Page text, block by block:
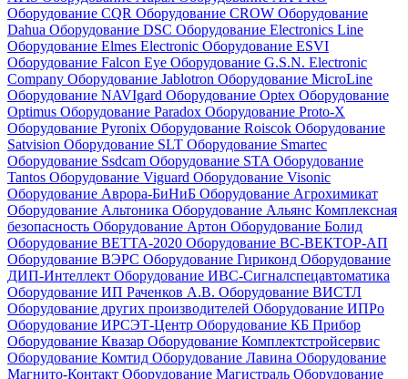
Оборудование CQR Оборудование CROW Оборудование
Dahua Оборудование DSC Оборудование Electronics Line
Оборудование Elmes Electronic Оборудование ESVI
Оборудование Falcon Eye Оборудование G.S.N. Electronic
Company Оборудование Jablotron Оборудование MicroLine
Оборудование NAVIgard Оборудование Optex Оборудование
Optimus Оборудование Paradox Оборудование Proto-X
Оборудование Pyronix Оборудование Roiscok Оборудование
Satvision Оборудование SLT Оборудование Smartec
Оборудование Ssdcam Оборудование STA Оборудование
Tantos Оборудование Viguard Оборудование Visonic
Оборудование Аврора-БиНиБ Оборудование Агрохимикат
Оборудование Альтоника Оборудование Альянс Комплексная
безопасность Оборудование Артон Оборудование Болид
Оборудование ВЕТТА-2020 Оборудование ВС-ВЕКТОР-АП
Оборудование ВЭРС Оборудование Гириконд Оборудование
ДИП-Интеллект Оборудование ИВС-Сигналспецавтоматика
Оборудование ИП Раченков А.В. Оборудование ВИСТЛ
Оборудование других производителей Оборудование ИПРо
Оборудование ИРСЭТ-Центр Оборудование КБ Прибор
Оборудование Квазар Оборудование Комплектстройсервис
Оборудование Комтид Оборудование Лавина Оборудование
Магнито-Контакт Оборудование Магистраль Оборудование